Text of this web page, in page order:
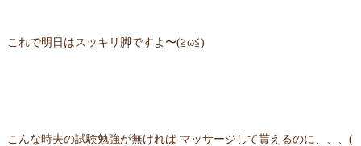
これで明日はスッキリ脚ですよ〜(≧ω≦)
こんな時夫の試験勉強が無ければ マッサージして貰えるのに、、、(